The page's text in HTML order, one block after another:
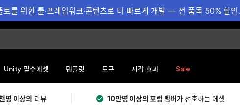
로를 위한 툴·프레임워크·콘텐츠로 더 빠르게 개발 — 전 품목 50% 할인.
Unity 필수에셋 템플릿 도구 시각 효과 Sale
명 이상의 리뷰 10만명 이상의 포럼 멤버가 선호하는 에셋